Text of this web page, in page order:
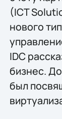
(ICT
нового
IDC
бизнес.
был